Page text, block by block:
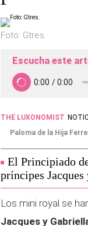
Foto: Gtres.
Escucha este
THE LUXONOMIST
Paloma de la Hija
El Principiado
príncipes
Los mini royal se
Jacques y